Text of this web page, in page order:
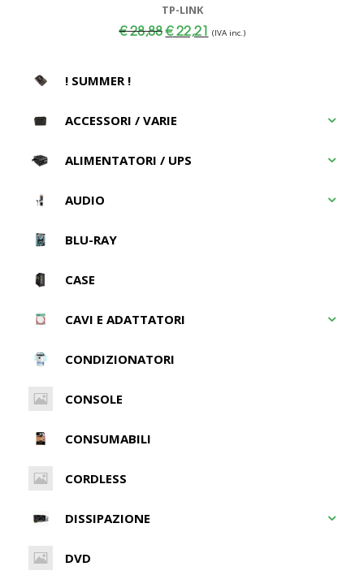
TP-LINK
€28,88Il
prezzo
€22,21 Il
prezzo
(IVA inc.)
! SUMMER !
ACCESSORI / VARIE
ALIMENTATORI / UPS
AUDIO
BLU-RAY
CASE
CAVI E ADATTATORI
CONDIZIONATORI
CONSOLE
CONSUMABILI
CORDLESS
DISSIPAZIONE
DVD